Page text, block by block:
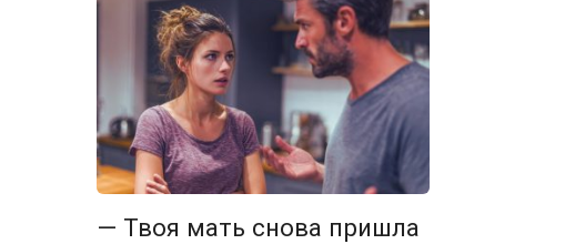
— Твоя мать снова пришла